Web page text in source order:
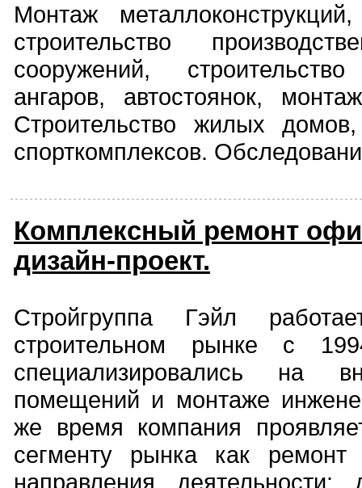
Монтаж
строительство
сооружений,
ангаров, автостоянок,
Строительство жилых
спорткомплексов.
Комплексный ремонт
дизайн-проект.
Стройгруппа Гэйл
строительном рынке с
специализировались на
помещений и монтаже
же время компания
сегменту рынка как ремонт
направления деятельности: